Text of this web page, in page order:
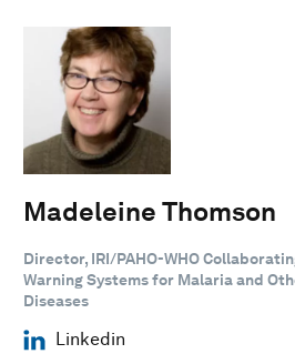
Madeleine Thomson
Director, IRI/PAHO-WHO
Warning Systems for Malaria and
Diseases
Linkedin